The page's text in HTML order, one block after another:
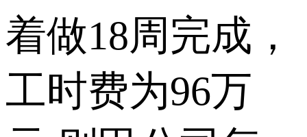
着做18周完成，
工时费为96万